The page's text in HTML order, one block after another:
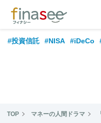
#投資信託 #NISA #iDeCo
#老後 #データ・調査 #金
TOP マネーの人間ドラマ